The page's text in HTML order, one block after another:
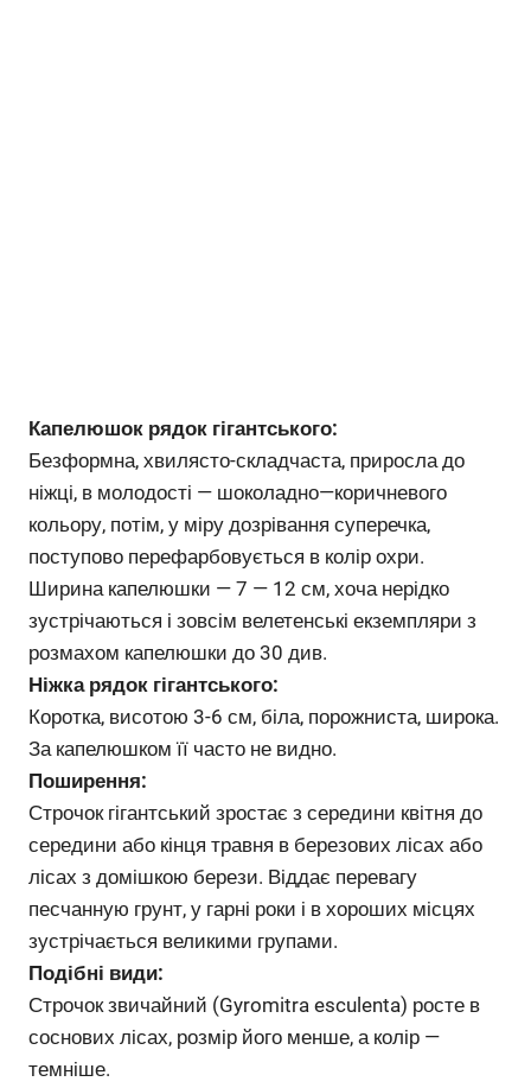
Капелюшок рядок гігантського:
Безформна, хвилясто-складчаста, приросла до
ніжці, в молодості — шоколадно—коричневого
кольору, потім, у міру дозрівання суперечка,
поступово перефарбовується в колір охри.
Ширина капелюшки — 7 — 12 см, хоча нерідко
зустрічаються і зовсім велетенські екземпляри з
розмахом капелюшки до 30 див.
Ніжка рядок гігантського:
Коротка, висотою 3-6 см, біла, порожниста, широка.
За капелюшком її часто не видно.
Поширення:
Строчок гігантський зростає з середини квітня до
середини або кінця травня в березових лісах або
лісах з домішкою берези. Віддає перевагу
песчанную грунт, у гарні роки і в хороших місцях
зустрічається великими групами.
Подібні види:
Строчок звичайний (Gyromitra esculenta) росте в
соснових лісах, розмір його менше, а колір —
темніше.